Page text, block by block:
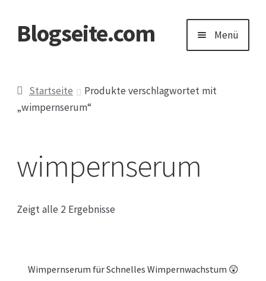
Zur
Navigation
Zum
Blogseite.com Menü
Datenschutzerklärung
Startseite
Produkte verschlagwortet mit
„wimpernserum“
wimpernserum
Zeigt alle 2 Ergebnisse
Wimpernserum für Schnelles Wimpernwachstum 😲